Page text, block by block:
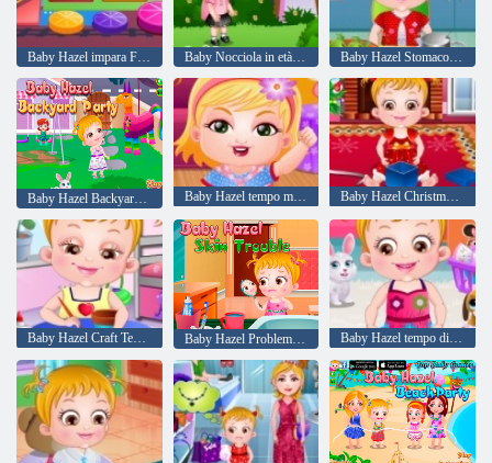
Baby Hazel impara Forme Baby Nocciola in età prescolare Baby Hazel Stomaco Cura
Baby Hazel tempo malizia Baby Hazel Christmas Time
Baby Hazel Craft Tempo Baby Hazel Problemi della pelle Baby Hazel tempo di pulizia